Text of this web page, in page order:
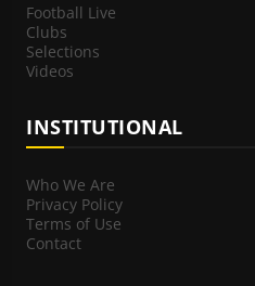
Football Live
Clubs
Selections
Videos
INSTITUTIONAL
Who We Are
Privacy Policy
Terms of Use
Contact